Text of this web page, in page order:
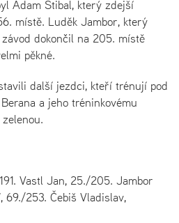
Adam Stibal, který zdejší
místě. Luděk Jambor, který
dokončil na 205. místě
pěkné.
další jezdci, kteří trénují pod
a jeho tréninkovému
Vastl Jan, 25./205. Jambor
69./253. Čebiš Vladislav,